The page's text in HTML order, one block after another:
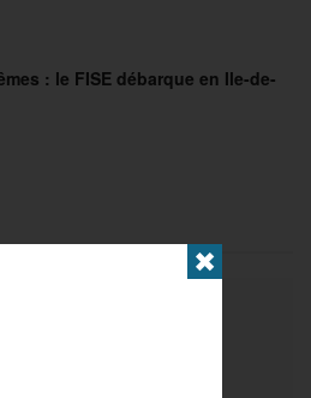
: le FISE débarque en Ile-de-
✖